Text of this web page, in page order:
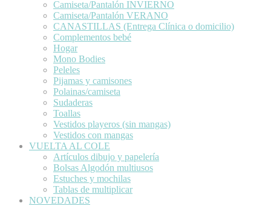
Camiseta/Pantalón INVIERNO
Camiseta/Pantalón VERANO
CANASTILLAS (Entrega Clínica o domicilio)
Complementos bebé
Hogar
Mono Bodies
Peleles
Pijamas y camisones
Polainas/camiseta
Sudaderas
Toallas
Vestidos playeros (sin mangas)
Vestidos con mangas
VUELTA AL COLE
Artículos dibujo y papelería
Bolsas Algodón multiusos
Estuches y mochilas
Tablas de multiplicar
NOVEDADES